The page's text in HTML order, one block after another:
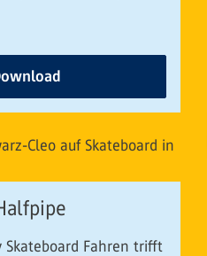
Skateboard Fahren trifft